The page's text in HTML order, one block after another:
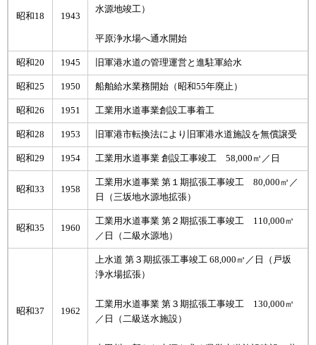
昭和18 1943
水源地竣工）
平原浄水場へ通水開始
昭和20 1945 旧軍港水道の管理運営と進駐軍給水
昭和25 1950 船舶給水業務開始（昭和55年廃止）
昭和26 1951 工業用水道事業創設工事着工
昭和28 1953 旧軍港市転換法により旧軍港水道施設を無償譲受
昭和29 1954 工業用水道事業 創設工事竣工 58,000㎥／日
昭和33 1958
工業用水道事業 第１期拡張工事竣工 80,000㎥／
日（三坂地水源地拡張）
昭和35 1960
工業用水道事業 第２期拡張工事竣工 110,000㎥
／日（二級水源地）
昭和37 1962
上水道 第３期拡張工事竣工 68,000㎥／日（戸坂
浄水場拡張）
工業用水道事業 第３期拡張工事竣工 130,000㎥
／日（二級送水施設）